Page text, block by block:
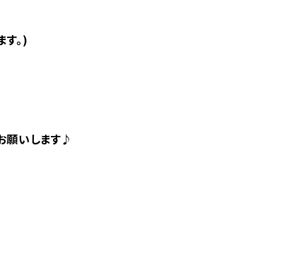
す。)
願いします♪